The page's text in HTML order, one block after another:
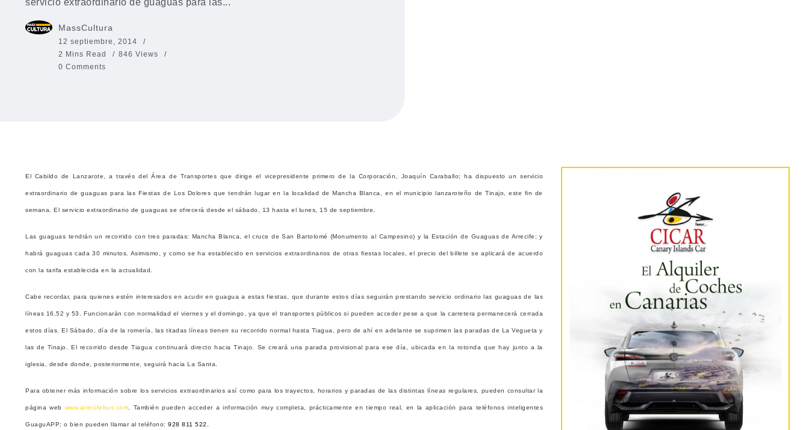
servicio extraordinario de guaguas para las...
MassCultura
12 septiembre, 2014
2 Mins Read
846 Views
0 Comments
El Cabildo de Lanzarote, a través del Área de Transportes que dirige el vicepresidente primero de la Corporación, Joaquín Caraballo; ha dispuesto un servicio
extraordinario de guaguas para las Fiestas de Los Dolores que tendrán lugar en la localidad de Mancha Blanca, en el municipio lanzaroteño de Tinajo, este fin de
semana. El servicio extraordinario de guaguas se ofrecerá desde el sábado, 13 hasta el lunes, 15 de septiembre.
Las guaguas tendrán un recorrido con tres paradas: Mancha Blanca, el cruce de San Bartolomé (Monumento al Campesino) y la Estación de Guaguas de Arrecife; y
habrá guaguas cada 30 minutos. Asimismo, y como se ha establecido en servicios extraordinarios de otras fiestas locales, el precio del billete se aplicará de acuerdo
con la tarifa establecida en la actualidad.
Cabe recordar, para quienes estén interesados en acudir en guagua a estas fiestas, que durante estos días seguirán prestando servicio ordinario las guaguas de las
líneas 16,52 y 53. Funcionarán con normalidad el viernes y el domingo, ya que el transportes públicos si pueden acceder pese a que la carretera permanecerá cerrada
estos días. El Sábado, día de la romería, las titadas líneas tienen su recorrido normal hasta Tiagua, pero de ahí en adelante se suprimen las paradas de La Vegueta y
las de Tinajo. El recorrido desde Tiagua continuará directo hacia Tinajo. Se creará una parada provisional para ese día, ubicada en la rotonda que hay junto a la
iglesia, desde donde, posteriormente, seguirá hacia La Santa.
Para obtener más información sobre los servicios extraordinarios así como para los trayectos, horarios y paradas de las distintas líneas regulares, pueden consultar la
página web www.arrecifebus.com . También pueden acceder a información muy completa, prácticamente en tiempo real, en la aplicación para teléfonos inteligentes
GuaguAPP; o bien pueden llamar al teléfono: 928 811 522.